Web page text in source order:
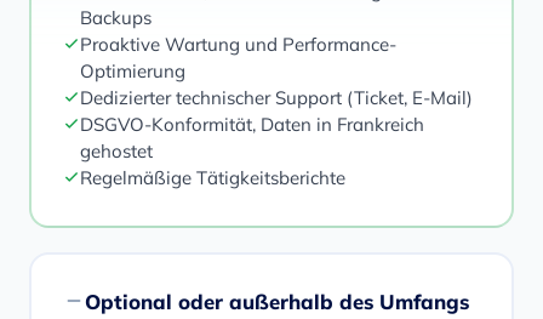
Backups
Proaktive Wartung und Performance-
Optimierung
Dedizierter technischer Support (Ticket, E-Mail)
DSGVO-Konformität, Daten in Frankreich
gehostet
Regelmäßige Tätigkeitsberichte
Optional oder außerhalb des Umfangs